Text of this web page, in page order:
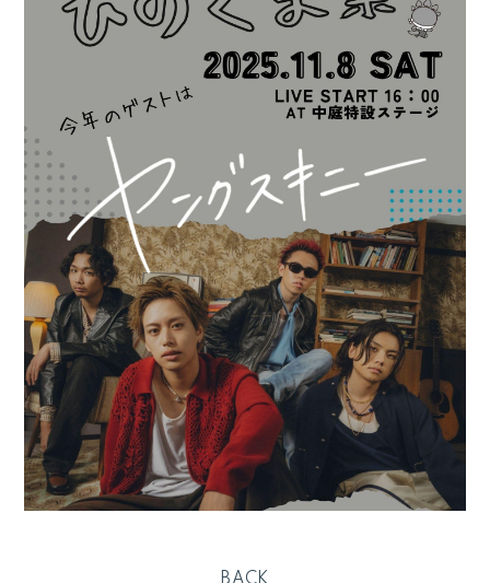
MOVIE
GALLERY
ヤンスキ株式手帳
FC GOODS